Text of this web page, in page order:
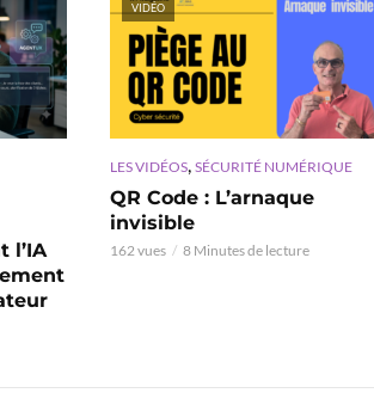
l’IA
VIDÉO
LES VIDÉOS, SÉCURITÉ NUMÉRIQUE
QR Code : L’arnaque
invisible
162 vues 8 Minutes de lecture